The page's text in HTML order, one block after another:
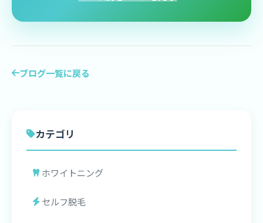
ブログ一覧に戻る
カテゴリ
ホワイトニング
セルフ脱毛